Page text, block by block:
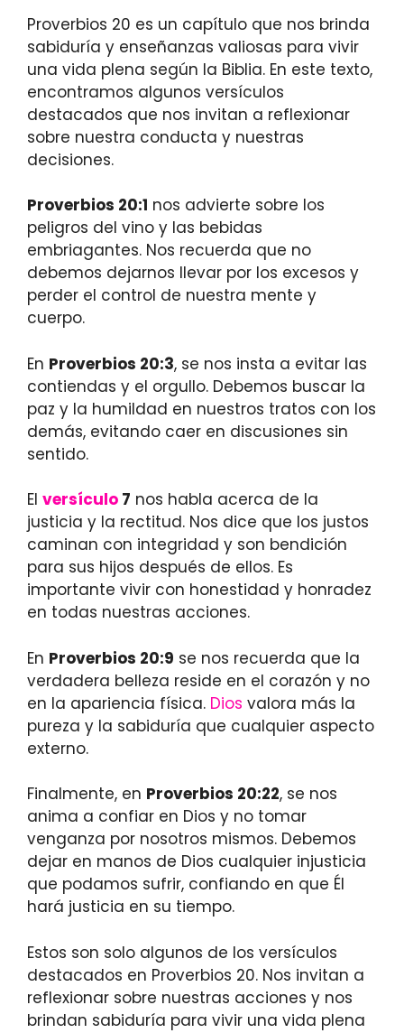
Proverbios 20 es un capítulo que nos brinda
sabiduría y enseñanzas valiosas para vivir
una vida plena según la Biblia. En este texto,
encontramos algunos versículos
destacados que nos invitan a reflexionar
sobre nuestra conducta y nuestras
decisiones.
Proverbios 20:1 nos advierte sobre los
peligros del vino y las bebidas
embriagantes. Nos recuerda que no
debemos dejarnos llevar por los excesos y
perder el control de nuestra mente y
cuerpo.
En Proverbios 20:3, se nos insta a evitar las
contiendas y el orgullo. Debemos buscar la
paz y la humildad en nuestros tratos con los
demás, evitando caer en discusiones sin
sentido.
El versículo 7 nos habla acerca de la
justicia y la rectitud. Nos dice que los justos
caminan con integridad y son bendición
para sus hijos después de ellos. Es
importante vivir con honestidad y honradez
en todas nuestras acciones.
En Proverbios 20:9 se nos recuerda que la
verdadera belleza reside en el corazón y no
en la apariencia física. Dios valora más la
pureza y la sabiduría que cualquier aspecto
externo.
Finalmente, en Proverbios 20:22, se nos
anima a confiar en Dios y no tomar
venganza por nosotros mismos. Debemos
dejar en manos de Dios cualquier injusticia
que podamos sufrir, confiando en que Él
hará justicia en su tiempo.
Estos son solo algunos de los versículos
destacados en Proverbios 20. Nos invitan a
reflexionar sobre nuestras acciones y nos
brindan sabiduría para vivir una vida plena